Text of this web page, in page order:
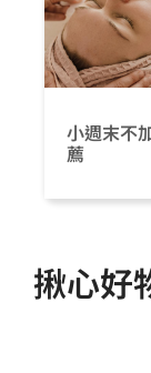
小週末不
薦
揪心好